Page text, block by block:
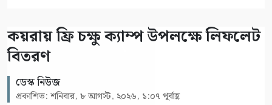
কয়রায় ফ্রি চক্ষু ক্যাম্প উপলক্ষে লিফলেট
বিতরণ
ডেস্ক নিউজ
প্রকাশিত: শনিবার, ৮ আগস্ট, ২০২৬, ১:০৭ পূর্বাহ্ণ